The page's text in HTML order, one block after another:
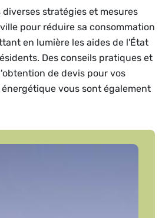
stratégies et mesures
pour réduire sa consommation
en lumière les aides de l'État
Des conseils pratiques et
de devis pour vos
vous sont également